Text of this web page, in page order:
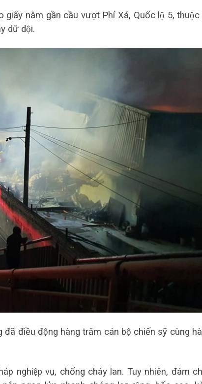
giấy nằm gần cầu vượt Phí Xá, Quốc lộ 5, thuộc
dữ dội.
đã điều động hàng trăm cán bộ chiến sỹ cùng
nghiệp vụ, chống cháy lan. Tuy nhiên, đám